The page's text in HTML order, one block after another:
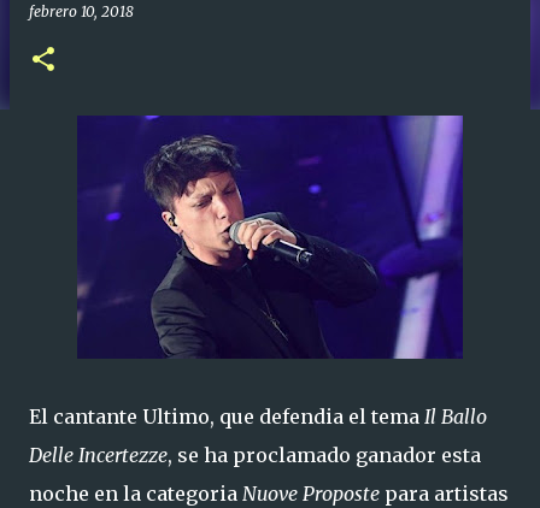
febrero 10, 2018
El cantante Ultimo, que defendia el tema Il Ballo
Delle Incertezze, se ha proclamado ganador esta
noche en la categoria Nuove Proposte para artistas